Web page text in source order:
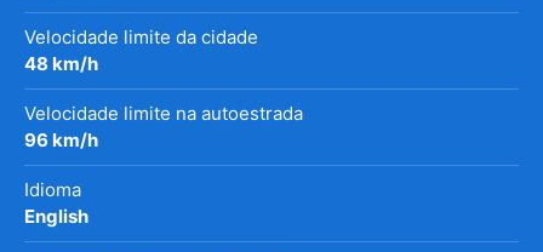
Velocidade limite da cidade
48 km/h
Velocidade limite na autoestrada
96 km/h
Idioma
English